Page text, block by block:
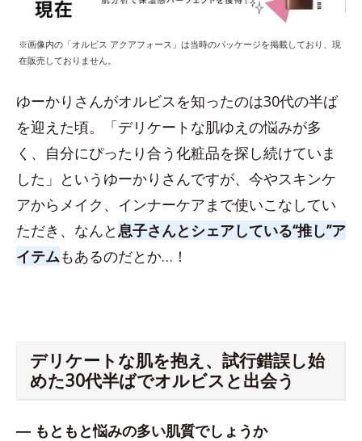
※画像内の「オルビス アクアフォース」は当時のパッケージを掲載しており、現
在販売しておりません。
ゆーかりさんがオルビスを知ったのは30代の半ば
を迎えた頃。「デリケートな肌ゆえの悩みが多
く、自分にぴったり合う化粧品を探し続けていま
した」というゆーかりさんですが、今やスキンケ
アからメイク、インナーケアまで使いこなしてい
ただき、なんと 息子さんとシェアしている“推し”ア
イテムもあるのだとか…！
デリケートな肌を抱え、試行錯誤し始
めた30代半ばでオルビスと出会う
― もともと悩みの多い肌質でしょうか